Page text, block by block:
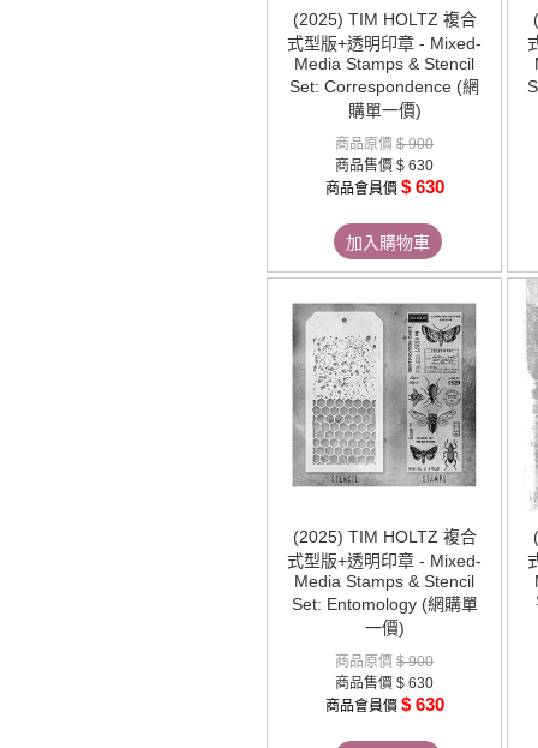
(2025) TIM HOLTZ 複合
式型版+透明印章 - Mixed-
Media Stamps & Stencil
Set: Correspondence (網
購單一價)
商品原價 $ 900
商品售價 $ 630
商品會員價 $ 630
加入購物車
(2025) TIM HOLTZ 複合
式型版+透明印章 - Mixed-
Media Stamps & Stencil
Set: Entomology (網購單
一價)
商品原價 $ 900
商品售價 $ 630
商品會員價 $ 630